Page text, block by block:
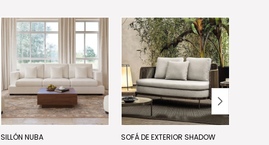
SILLÓN NUBA SOFÁ DE EXTERIOR SHADOW